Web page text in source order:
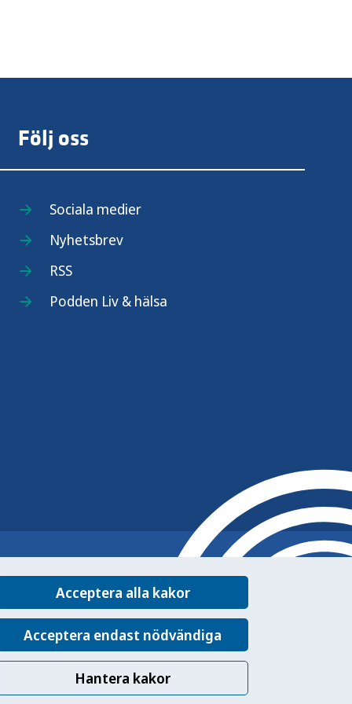
Acceptera alla kakor
Acceptera endast nödvändiga
Hantera kakor
Följ oss
Sociala medier
Nyhetsbrev
RSS
Podden Liv & hälsa